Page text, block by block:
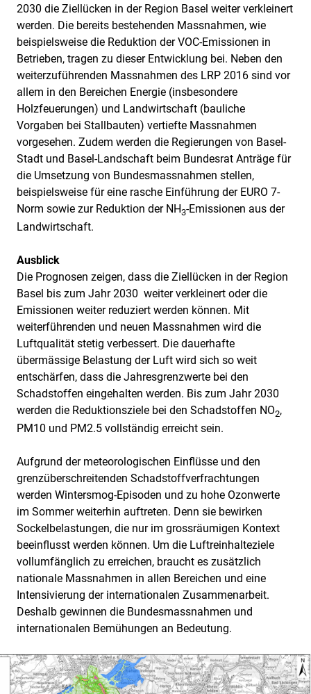
2030 die Ziellücken in der Region Basel weiter verkleinert
werden. Die bereits bestehenden Massnahmen, wie
beispielsweise die Reduktion der VOC-Emissionen in
Betrieben, tragen zu dieser Entwicklung bei. Neben den
weiterzuführenden Massnahmen des LRP 2016 sind vor
allem in den Bereichen Energie (insbesondere
Holzfeuerungen) und Landwirtschaft (bauliche
Vorgaben bei Stallbauten) vertiefte Massnahmen
vorgesehen. Zudem werden die Regierungen von Basel-
Stadt und Basel-Landschaft beim Bundesrat Anträge für
die Umsetzung von Bundesmassnahmen stellen,
beispielsweise für eine rasche Einführung der EURO 7-
Norm sowie zur Reduktion der NH3-Emissionen aus der
Landwirtschaft.
Ausblick
Die Prognosen zeigen, dass die Ziellücken in der Region
Basel bis zum Jahr 2030 weiter verkleinert oder die
Emissionen weiter reduziert werden können. Mit
weiterführenden und neuen Massnahmen wird die
Luftqualität stetig verbessert. Die dauerhafte
übermässige Belastung der Luft wird sich so weit
entschärfen, dass die Jahresgrenzwerte bei den
Schadstoffen eingehalten werden. Bis zum Jahr 2030
werden die Reduktionsziele bei den Schadstoffen NO2,
PM10 und PM2.5 vollständig erreicht sein.
Aufgrund der meteorologischen Einflüsse und den
grenzüberschreitenden Schadstoffverfrachtungen
werden Wintersmog-Episoden und zu hohe Ozonwerte
im Sommer weiterhin auftreten. Denn sie bewirken
Sockelbelastungen, die nur im grossräumigen Kontext
beeinflusst werden können. Um die Luftreinhalteziele
vollumfänglich zu erreichen, braucht es zusätzlich
nationale Massnahmen in allen Bereichen und eine
Intensivierung der internationalen Zusammenarbeit.
Deshalb gewinnen die Bundesmassnahmen und
internationalen Bemühungen an Bedeutung.